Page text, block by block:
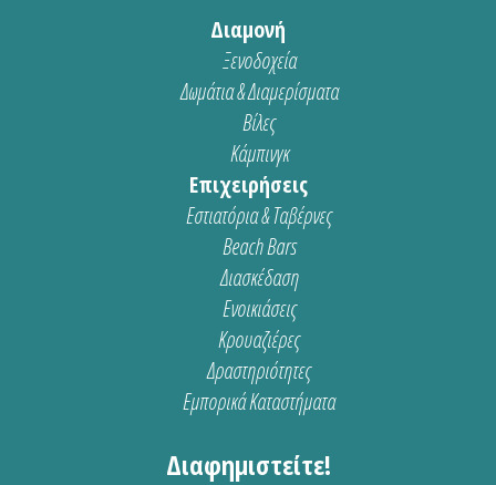
Διαμονή
Ξενοδοχεία
Δωμάτια & Διαμερίσματα
Βίλες
Κάμπινγκ
Επιχειρήσεις
Εστιατόρια & Ταβέρνες
Beach Bars
Διασκέδαση
Ενοικιάσεις
Κρουαζιέρες
Δραστηριότητες
Εμπορικά Καταστήματα
Διαφημιστείτε!